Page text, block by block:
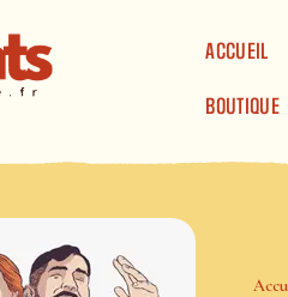
ACCUEIL
BOUTIQUE